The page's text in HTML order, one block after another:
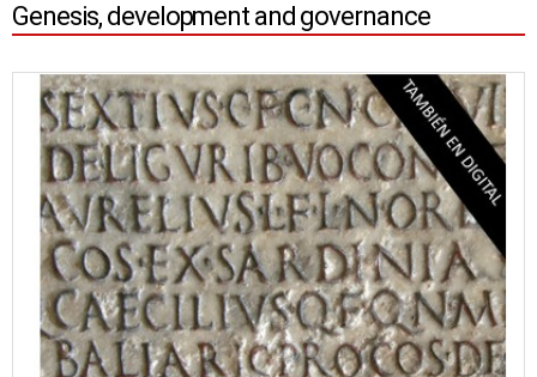
Genesis, development and governance